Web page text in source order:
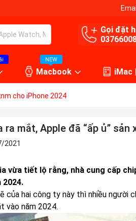
Gọi đặt
NEW
Macbook iMac
cho iPhone 2024
ra mắt, Apple đã “ấp ủ”
2021
vừa tiết lộ rằng, nhà cung cấp
2024.
của hai công ty này thì nhiều người
vào năm 2024.